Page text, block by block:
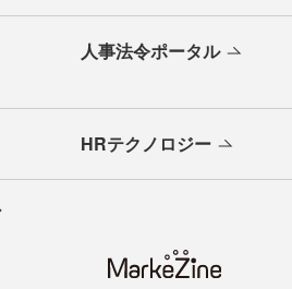
人事法令ポータル
HRテクノロジー